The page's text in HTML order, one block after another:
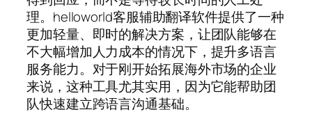
理。helloworld客服辅助翻译软件提供了一种
更加轻量、即时的解决方案，让团队能够在
不大幅增加人力成本的情况下，提升多语言
服务能力。对于刚开始拓展海外市场的企业
来说，这种工具尤其实用，因为它能帮助团
队快速建立跨语言沟通基础。